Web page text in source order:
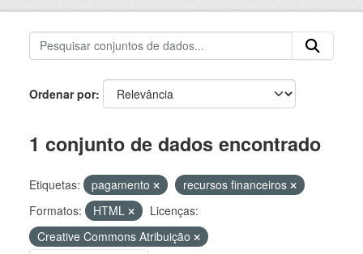
Ordenar por
1 conjunto de dados encontrado
Etiquetas: pagamento
recursos financeiros
Formatos:
HTML
Licenças:
Creative Commons Atribuição